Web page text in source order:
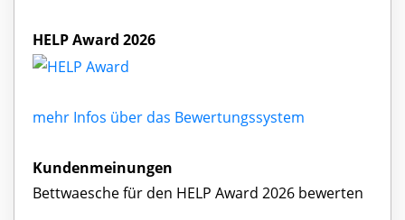
HELP Award 2026
mehr Infos über das Bewertungssystem
Kundenmeinungen
Bettwaesche für den HELP Award 2026 bewerten